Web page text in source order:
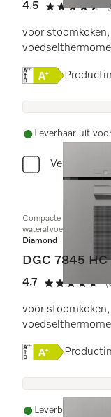
4.5
4.5 sterren
voor
Online Label
Leverbaar uit
Vergelijken
Compacte combi-
waterafvoer
Diamond
DGC 7845 HC
4.7
4.7 sterren op
voor
Online Label
Leverbaar uit